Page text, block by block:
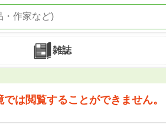
雑誌
は閲覧することができません。